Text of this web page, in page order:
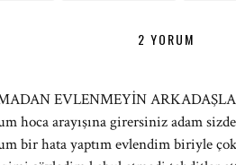
2 YORUM
EVLENMEYİN
hoca arayışına girersiniz adam
bir hata yaptım evlendim biriyle